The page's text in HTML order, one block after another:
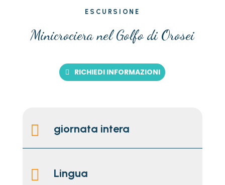
ESCURSIONE
Minicrociera nel Golfo di Orosei
RICHIEDI INFORMAZIONI
 giornata intera
 Lingua